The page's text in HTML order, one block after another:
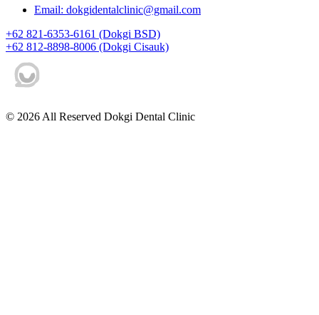
Email: dokgidentalclinic@gmail.com
+62 821-6353-6161 (Dokgi BSD)
+62 812-8898-8006 (Dokgi Cisauk)
© 2026 All Reserved Dokgi Dental Clinic